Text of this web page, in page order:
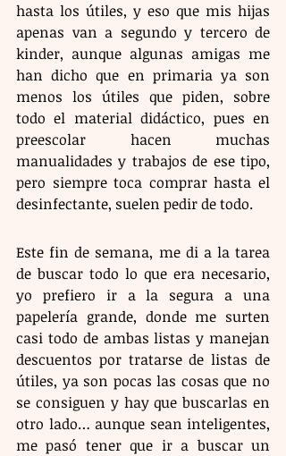
hasta los útiles, y eso que mis hijas
apenas van a segundo y tercero de
kinder, aunque algunas amigas me
han dicho que en primaria ya son
menos los útiles que piden, sobre
todo el material didáctico, pues en
preescolar hacen muchas
manualidades y trabajos de ese tipo,
pero siempre toca comprar hasta el
desinfectante, suelen pedir de todo.
Este fin de semana, me di a la tarea
de buscar todo lo que era necesario,
yo prefiero ir a la segura a una
papelería grande, donde me surten
casi todo de ambas listas y manejan
descuentos por tratarse de listas de
útiles, ya son pocas las cosas que no
se consiguen y hay que buscarlas en
otro lado… aunque sean inteligentes,
me pasó tener que ir a buscar un